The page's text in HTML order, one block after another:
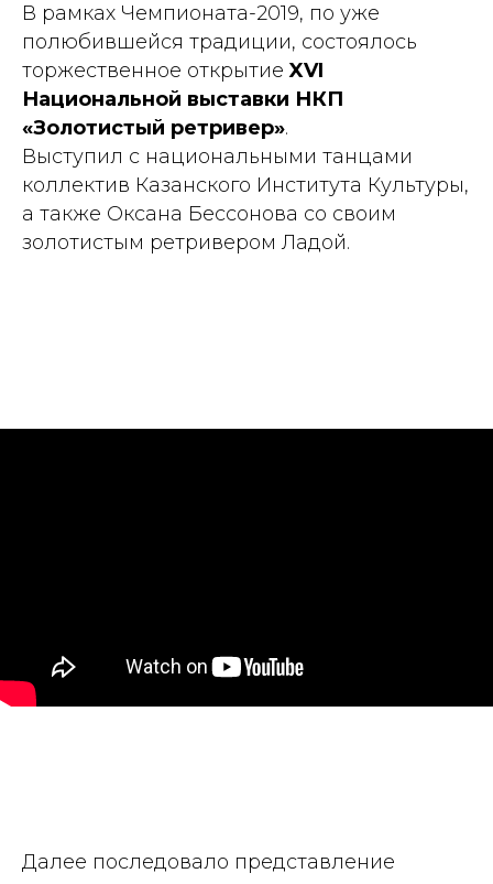
В рамках Чемпионата-2019, по уже
полюбившейся традиции, состоялось
торжественное открытиеXVI
Национальной выставки НКП
«Золотистый ретривер».
Выступил с национальными танцами
коллектив Казанского Института Культуры,
а также Оксана Бессонова со своим
золотистым ретривером Ладой.
Далее последовало представление